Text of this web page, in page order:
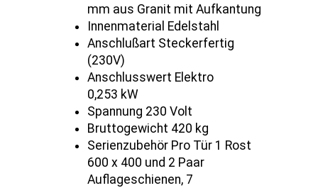
mm aus Granit mit Aufkantung
Innenmaterial Edelstahl
Anschlußart Steckerfertig
(230V)
Anschlusswert Elektro
0,253 kW
Spannung 230 Volt
Bruttogewicht 420 kg
Serienzubehör Pro Tür 1 Rost
600 x 400 und 2 Paar
Auflageschienen, 7